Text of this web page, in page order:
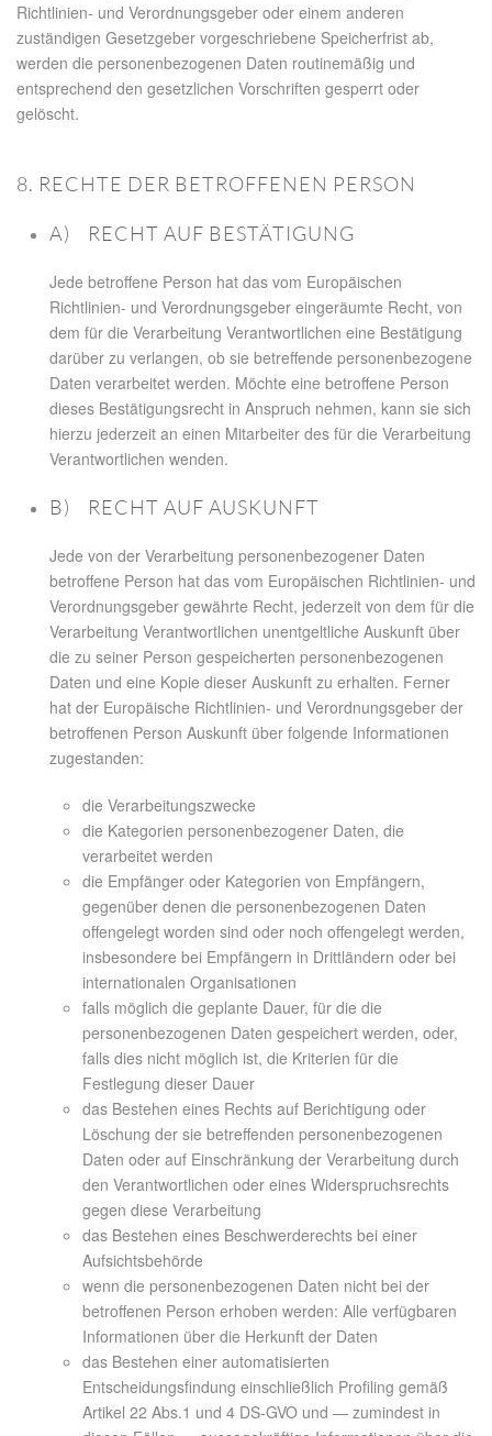
Richtlinien- und Verordnungsgeber oder einem anderen
zuständigen Gesetzgeber vorgeschriebene Speicherfrist ab,
werden die personenbezogenen Daten routinemäßig und
entsprechend den gesetzlichen Vorschriften gesperrt oder
gelöscht.
8. RECHTE DER BETROFFENEN PERSON
A) RECHT AUF BESTÄTIGUNG
Jede betroffene Person hat das vom Europäischen
Richtlinien- und Verordnungsgeber eingeräumte Recht, von
dem für die Verarbeitung Verantwortlichen eine Bestätigung
darüber zu verlangen, ob sie betreffende personenbezogene
Daten verarbeitet werden. Möchte eine betroffene Person
dieses Bestätigungsrecht in Anspruch nehmen, kann sie sich
hierzu jederzeit an einen Mitarbeiter des für die Verarbeitung
Verantwortlichen wenden.
B) RECHT AUF AUSKUNFT
Jede von der Verarbeitung personenbezogener Daten
betroffene Person hat das vom Europäischen Richtlinien- und
Verordnungsgeber gewährte Recht, jederzeit von dem für die
Verarbeitung Verantwortlichen unentgeltliche Auskunft über
die zu seiner Person gespeicherten personenbezogenen
Daten und eine Kopie dieser Auskunft zu erhalten. Ferner
hat der Europäische Richtlinien- und Verordnungsgeber der
betroffenen Person Auskunft über folgende Informationen
zugestanden:
die Verarbeitungszwecke
die Kategorien personenbezogener Daten, die
verarbeitet werden
die Empfänger oder Kategorien von Empfängern,
gegenüber denen die personenbezogenen Daten
offengelegt worden sind oder noch offengelegt werden,
insbesondere bei Empfängern in Drittländern oder bei
internationalen Organisationen
falls möglich die geplante Dauer, für die die
personenbezogenen Daten gespeichert werden, oder,
falls dies nicht möglich ist, die Kriterien für die
Festlegung dieser Dauer
das Bestehen eines Rechts auf Berichtigung oder
Löschung der sie betreffenden personenbezogenen
Daten oder auf Einschränkung der Verarbeitung durch
den Verantwortlichen oder eines Widerspruchsrechts
gegen diese Verarbeitung
das Bestehen eines Beschwerderechts bei einer
Aufsichtsbehörde
wenn die personenbezogenen Daten nicht bei der
betroffenen Person erhoben werden: Alle verfügbaren
Informationen über die Herkunft der Daten
das Bestehen einer automatisierten
Entscheidungsfindung einschließlich Profiling gemäß
Artikel 22 Abs.1 und 4 DS-GVO und — zumindest in